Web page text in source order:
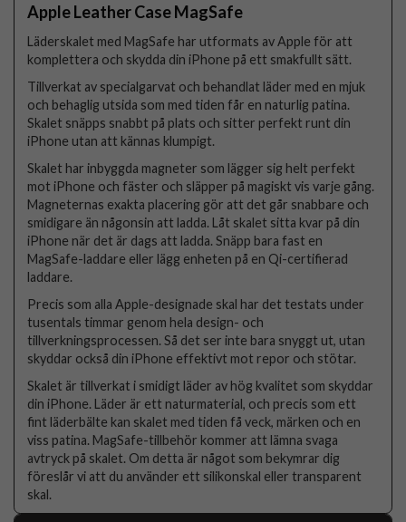
Apple Leather Case MagSafe
Läderskalet med MagSafe har utformats av Apple för att
komplettera och skydda din iPhone på ett smakfullt sätt.
Tillverkat av specialgarvat och behandlat läder med en mjuk
och behaglig utsida som med tiden får en naturlig patina.
Skalet snäpps snabbt på plats och sitter perfekt runt din
iPhone utan att kännas klumpigt.
Skalet har inbyggda magneter som lägger sig helt perfekt
mot iPhone och fäster och släpper på magiskt vis varje gång.
Magneternas exakta placering gör att det går snabbare och
smidigare än någonsin att ladda. Låt skalet sitta kvar på din
iPhone när det är dags att ladda. Snäpp bara fast en
MagSafe-laddare eller lägg enheten på en Qi-certifierad
laddare.
Precis som alla Apple-designade skal har det testats under
tusentals timmar genom hela design- och
tillverkningsprocessen. Så det ser inte bara snyggt ut, utan
skyddar också din iPhone effektivt mot repor och stötar.
Skalet är tillverkat i smidigt läder av hög kvalitet som skyddar
din iPhone. Läder är ett naturmaterial, och precis som ett
fint läderbälte kan skalet med tiden få veck, märken och en
viss patina. MagSafe-tillbehör kommer att lämna svaga
avtryck på skalet. Om detta är något som bekymrar dig
föreslår vi att du använder ett silikonskal eller transparent
skal.